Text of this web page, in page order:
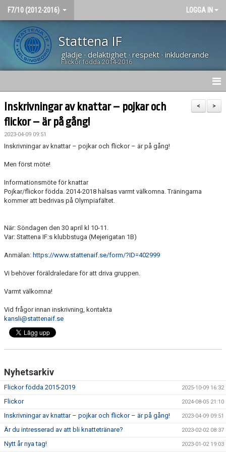
F7/10 (2012-2016) LOGGA IN
Stattena IF
glädje · delaktighet · respekt · inkluderande
Flickor födda 2014-2016
HEM
NYHETER
KALENDER
BÖRJA SPELA
>
<
Inskrivningar av knattar – pojkar och
flickor – är på gång!
2023-04-09 09:51
Inskrivningar av knattar – pojkar och flickor – är på gång!
Men först möte!
Informationsmöte för knattar
Pojkar/flickor födda. 2014-2018 hälsas varmt välkomna. Träningarna
kommer att bedrivas på Olympiafältet.
När: Söndagen den 30 april kl 10-11.
Var: Stattena IF:s klubbstuga (Mejerigatan 1B)
Anmälan: https://www.stattenaif.se/form/?ID=402999
Vi behöver föräldraledare för att driva gruppen.
Varmt välkomna!
Vid frågor innan inskrivning, kontakta
kansli@stattenaif.se
Nyhetsarkiv
Flickor födda 2015-2019 2025-10-09 16:32
Flickor 2024-08-05 21:10
Inskrivningar av knattar – pojkar och flickor – är på gång! 2023-04-09 09:51
Är du intresserad av att bli knattetränare? 2023-02-02 08:37
Nytt år nya tag! 2023-01-02 19:03